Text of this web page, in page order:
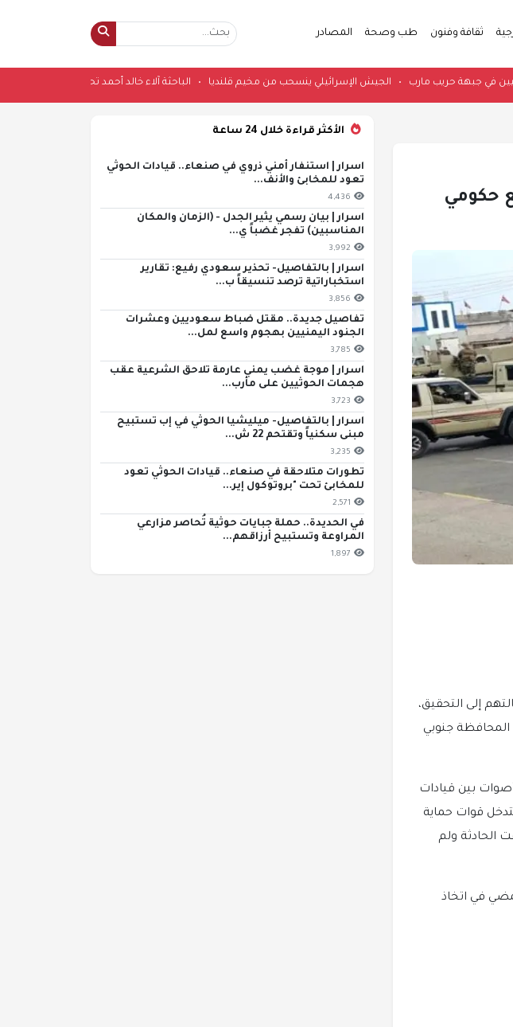
ثقافة وفنون طب وصحة المصادر
الحوثيين في جبهة حريب مارب•الجيش الإسرائيلي ينسحب من مخيم قلنديا • الباحثة آلاء خالد أحمد تحصل
حكومي
إلى التحقيق،
المحافظة جنوبي
بين قيادات
قوات حماية
الحادثة ولم
في اتخاذ
الأكثر قراءة خلال 24 ساعة
اسرار | استنفار أمني ذروي في صنعاء.. قيادات الحوثي
تعود للمخابئ والأنف...
4,436
اسرار | بيان رسمي يثير الجدل - (الزمان والمكان
المناسبين) تفجر غضباً ي...
3,992
اسرار | بالتفاصيل- تحذير سعودي رفيع: تقارير
استخباراتية ترصد تنسيقاً ب...
3,856
تفاصيل جديدة.. مقتل ضباط سعوديين وعشرات
الجنود اليمنيين بهجوم واسع لمل...
3,785
اسرار | موجة غضب يمني عارمة تلاحق الشرعية عقب
هجمات الحوثيين على مأرب...
3,723
اسرار | بالتفاصيل- ميليشيا الحوثي في إب تستبيح
مبنى سكنياً وتقتحم 22 ش...
3,235
تطورات متلاحقة في صنعاء.. قيادات الحوثي تعود
للمخابئ تحت "بروتوكول إير...
2,571
في الحديدة.. حملة جبايات حوثية تُحاصر مزارعي
المراوعة وتستبيح أرزاقهم...
1,897